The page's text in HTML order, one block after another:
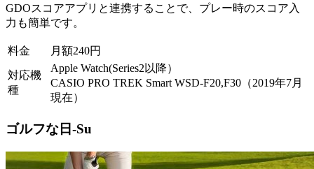
GDOスコアアプリと連携することで、プレー時のスコア入
力も簡単です。
料金 月額240円
対応機
種
Apple Watch(Series2以降）
CASIO PRO TREK Smart WSD-F20,F30（2019年7月
現在）
ゴルフな日-Su